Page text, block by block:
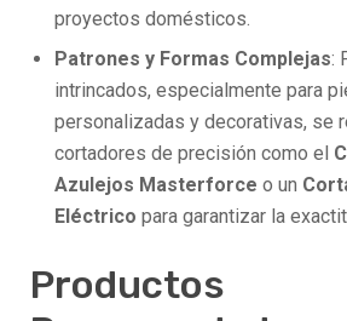
proyectos domésticos.
Patrones y Formas Complejas:
intrincados, especialmente para
personalizadas y decorativas, se
cortadores de precisión como el
Azulejos Masterforce o un
Eléctrico para garantizar la
Productos